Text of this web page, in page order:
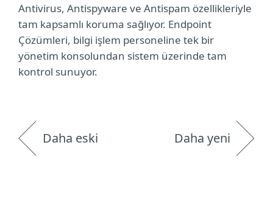
Antivirus, Antispyware ve Antispam özellikleriyle
tam kapsamlı koruma sağlıyor. Endpoint
Çözümleri, bilgi işlem personeline tek bir
yönetim konsolundan sistem üzerinde tam
kontrol sunuyor.
Daha eski Daha yeni